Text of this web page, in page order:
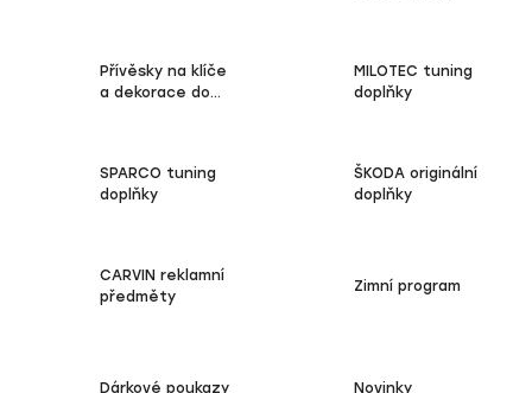
Přívěsky na klíče
a dekorace do
MILOTEC tuning
doplňky
SPARCO tuning
doplňky
ŠKODA originální
doplňky
CARVIN reklamní
předměty
Zimní program
Dárkové poukazy Novinky